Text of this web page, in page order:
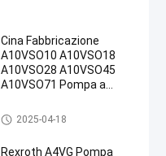
Cina Fabbricazione
A10VSO10 A10VSO18
A10VSO28 A10VSO45
A10VSO71 Pompa a
A10VSO-140DFR-31RL-
PKC12N00
pompa idraulica a pistoni
2025-04-18
Rexroth A4VG Pompa